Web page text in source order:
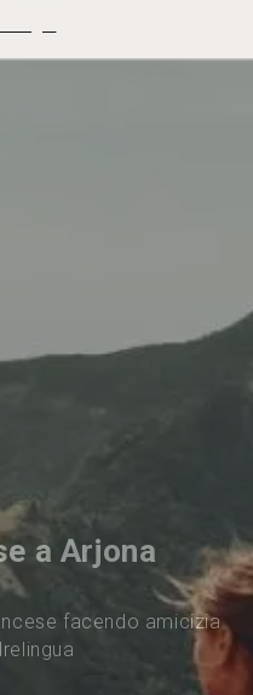
a Arjona
facendo amicizia